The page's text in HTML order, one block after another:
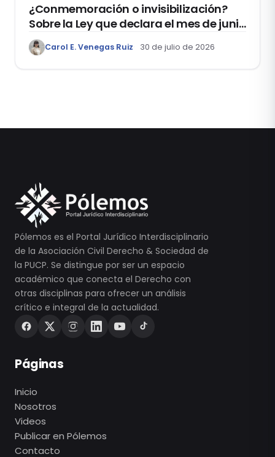
¿Conmemoración o invisibilización?
Sobre la Ley que declara el mes de junio
como el “Mes de la Vida y la Familia”
Carol E. Venegas Ruiz 30 de julio de 2026
Pólemos es el Portal Jurídico Interdisciplinario
de la Asociación Civil Derecho & Sociedad de
la PUCP. Se distingue por ser un espacio
académico que conecta el Derecho con
otras disciplinas para ofrecer un análisis
crítico e integral de la actualidad.
Páginas
Inicio
Nosotros
Videos
Publicar en Pólemos
Contacto